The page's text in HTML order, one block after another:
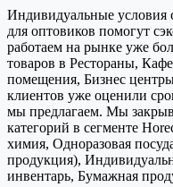
Индивидуальные условия
для оптовиков помогут
работаем на рынке уже
товаров в Рестораны,
помещения, Бизнес
клиентов уже оценили
мы предлагаем. Мы
категорий в сегменте
химия, Одноразовая
продукция),
инвентарь, Бумажная